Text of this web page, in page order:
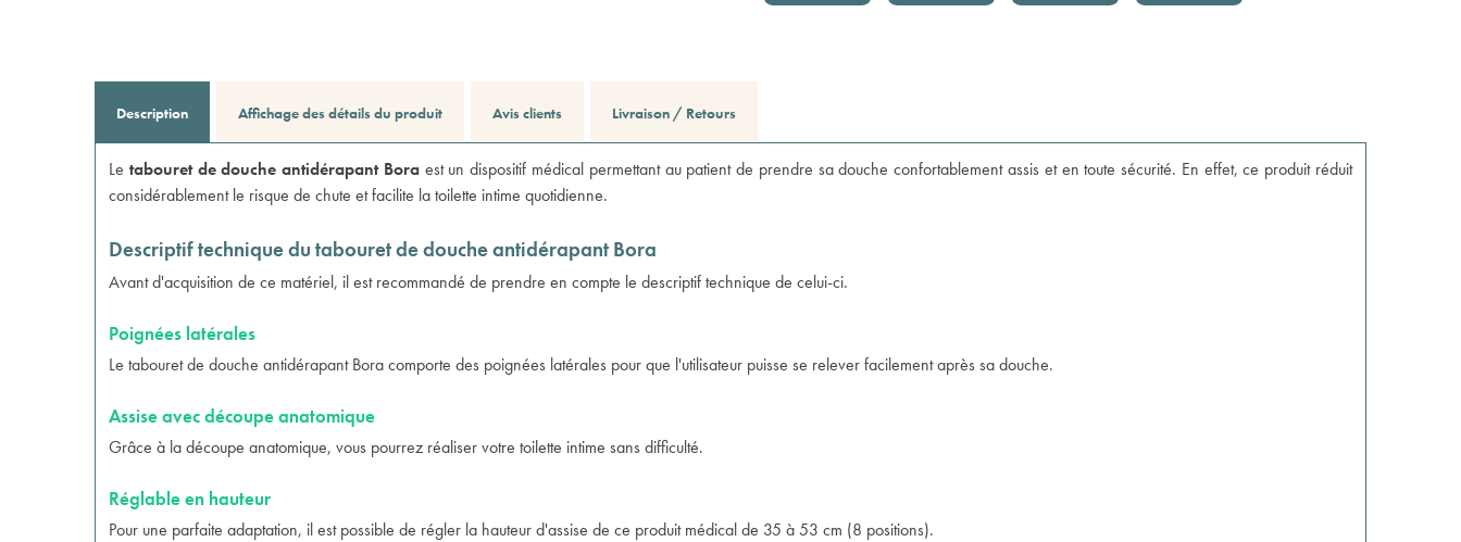
Description Affichage des détails du produit Avis clients Livraison / Retours
Le tabouret de douche antidérapant Boraest un dispositif médical permettant au patient de prendre sa douche confortablement assis et en toute sécurité. En effet, ce produit réduit
considérablement le risque de chute et facilite la toilette intime quotidienne.
Descriptif technique du tabouret de douche antidérapant Bora
Avant d'acquisition de ce matériel, il est recommandé de prendre en compte le descriptif technique de celui-ci.
Poignées latérales
Le tabouret de douche antidérapantBora comporte des poignées latérales pour que l'utilisateur puisse se relever facilement après sa douche.
Assise avec découpe anatomique
Grâce à la découpe anatomique, vous pourrez réaliser votre toilette intime sans difficulté.
Réglable en hauteur
Pour une parfaite adaptation, il est possible de régler la hauteur d'assise de ce produit médical de 35 à 53 cm (8 positions).